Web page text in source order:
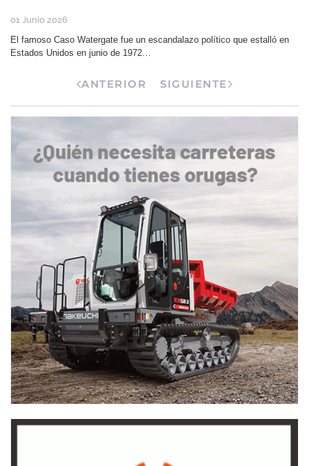
01 May 2026
La caída en desgracia del Perito en nubes, el primer expresidente de
Gobierno de la democracia en s…
ANTERIOR SIGUIENTE